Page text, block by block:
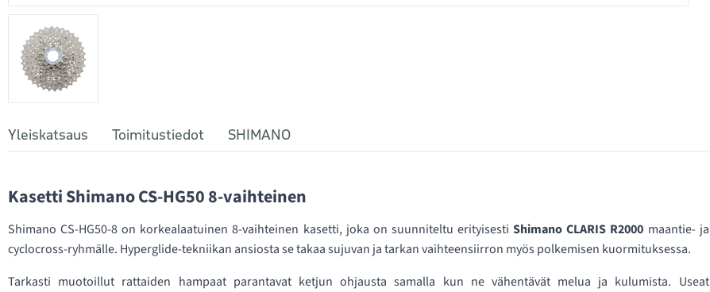
Yleiskatsaus Toimitustiedot SHIMANO
Kasetti Shimano CS-HG50 8-vaihteinen
Shimano CS-HG50-8 on korkealaatuinen 8-vaihteinen kasetti, joka on suunniteltu erityisestiShimano CLARIS R2000 maantie- ja
cyclocross-ryhmälle. Hyperglide-tekniikan ansiosta se takaa sujuvan ja tarkan vaihteensiirron myös polkemisen kuormituksessa.
Tarkasti muotoillut rattaiden hampaat parantavat ketjun ohjausta samalla kun ne vähentävät melua ja kulumista. Useat